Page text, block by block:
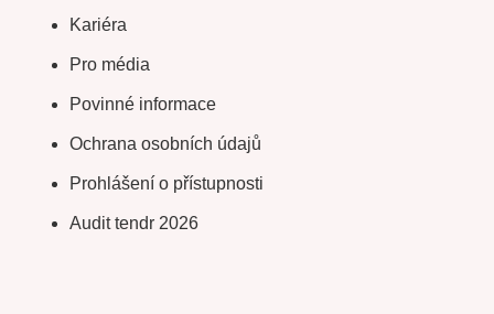
Kariéra
Pro média
Povinné informace
Ochrana osobních údajů
Prohlášení o přístupnosti
Audit tendr 2026